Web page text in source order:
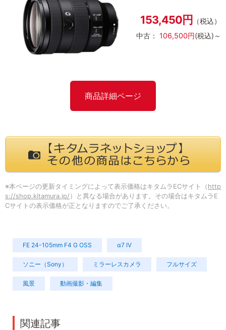
153,450円 （税込）
中古： 106,500円(税込)～
商品詳細ページ
※本ページの更新タイミングによって表示価格はキタムラECサイト（ http
s://shop.kitamura.jp/ ）と異なる場合があります。その場合はキタムラE
Cサイトの表示価格が正となりますのでご了承ください。
FE 24-105mm F4 G OSS α7 IV
ソニー（Sony） ミラーレスカメラ フルサイズ
風景 動画撮影・編集
関連記事